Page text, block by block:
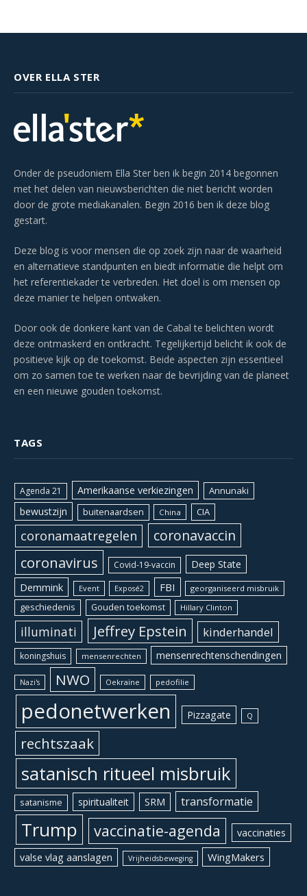
OVER ELLA STER
Onder de pseudoniem Ella Ster ben ik begin 2014 begonnen
met het delen van nieuwsberichten die niet bericht worden
door de grote mediakanalen. Begin 2016 ben ik deze blog
gestart.
Deze blog is voor mensen die op zoek zijn naar de waarheid
en alternatieve standpunten en biedt informatie die helpt om
het referentiekader te verbreden. Het doel is om mensen op
deze manier te helpen ontwaken.
Door ook de donkere kant van de Cabal te belichten wordt
deze ontmaskerd en ontkracht. Tegelijkertijd belicht ik ook de
positieve kijk op de toekomst. Beide aspecten zijn essentieel
om zo samen toe te werken naar de bevrijding van de planeet
en een nieuwe gouden toekomst.
TAGS
Agenda 21 Amerikaanse verkiezingen Annunaki
bewustzijn buitenaardsen China CIA
coronamaatregelen coronavaccin
coronavirus Covid-19-vaccin Deep State
Demmink Event Exposé2 FBI georganiseerd misbruik
geschiedenis Gouden toekomst Hillary Clinton
illuminati Jeffrey Epstein kinderhandel
koningshuis mensenrechten mensenrechtenschendingen
Nazi's NWO Oekraïne pedofilie
pedonetwerken Pizzagate Q
rechtszaak
satanisch ritueel misbruik
satanisme spiritualiteit SRM transformatie
Trump vaccinatie-agenda
vaccinaties
valse vlag aanslagen
Vrijheidsbeweging WingMakers